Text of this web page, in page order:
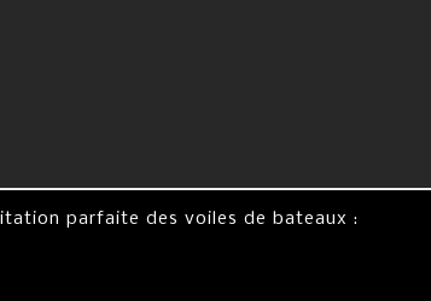
parfaite des voiles de bateaux :